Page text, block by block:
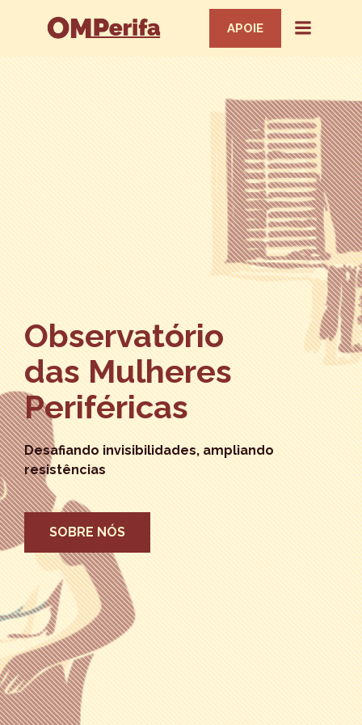
APOIE
Observatório
das Mulheres
Periféricas
Desafiando invisibilidades, ampliando
resistências
SOBRE NÓS